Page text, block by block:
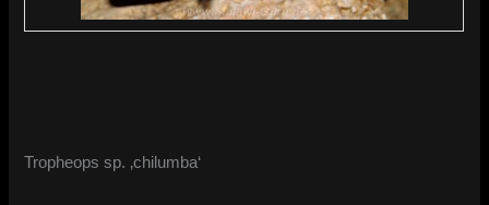
Tropheops sp. ‚chilumba‘